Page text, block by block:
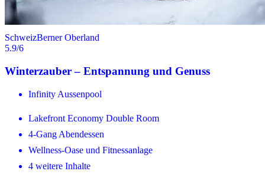
SchweizBerner Oberland
5.9/6
Winterzauber – Entspannung und Genuss
Infinity Aussenpool
Lakefront Economy Double Room
4-Gang Abendessen
Wellness-Oase und Fitnessanlage
4 weitere Inhalte